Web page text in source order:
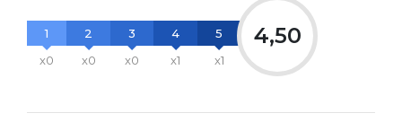
1
x0
2
x0
3
x0
4
x1
5
x1
4,50